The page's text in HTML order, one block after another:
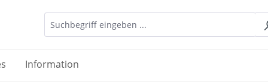
Information